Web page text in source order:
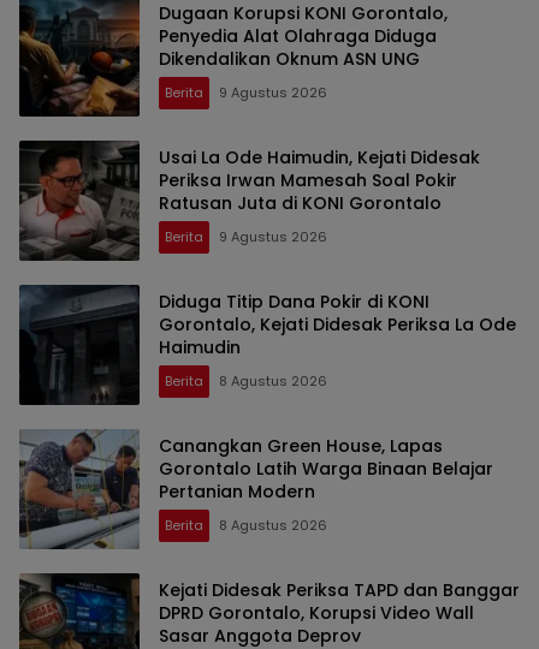
Dugaan Korupsi KONI Gorontalo,
Penyedia Alat Olahraga Diduga
Dikendalikan Oknum ASN UNG
Berita 9 Agustus 2026
Usai La Ode Haimudin, Kejati Didesak
Periksa Irwan Mamesah Soal Pokir
Ratusan Juta di KONI Gorontalo
Berita 9 Agustus 2026
Diduga Titip Dana Pokir di KONI
Gorontalo, Kejati Didesak Periksa La Ode
Haimudin
Berita 8 Agustus 2026
Canangkan Green House, Lapas
Gorontalo Latih Warga Binaan Belajar
Pertanian Modern
Berita 8 Agustus 2026
Kejati Didesak Periksa TAPD dan Banggar
DPRD Gorontalo, Korupsi Video Wall
Sasar Anggota Deprov